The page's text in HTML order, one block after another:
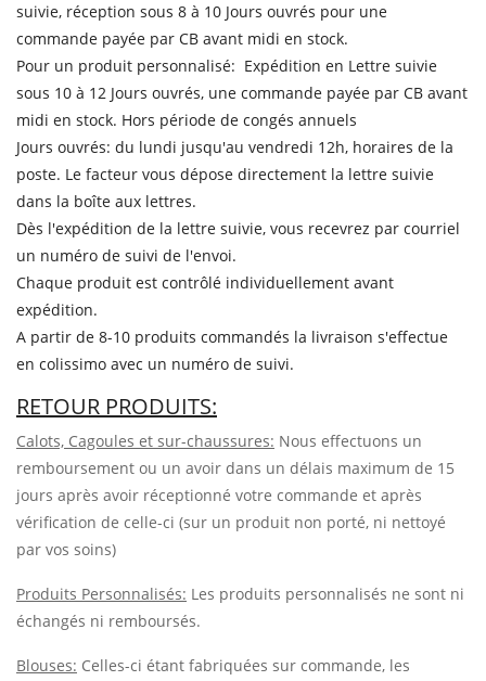
suivie, réception sous 8 à 10 Jours ouvrés pour une
commande payée par CB avant midi en stock.
Pour un produit personnalisé: Expédition en Lettre suivie
sous 10 à 12 Jours ouvrés, une commande payée par CB avant
midi en stock. Hors période de congés annuels
Jours ouvrés: du lundi jusqu'au vendredi 12h, horaires de la
poste. Le facteur vous dépose directement la lettre suivie
dans la boîte aux lettres.
Dès l'expédition de la lettre suivie, vous recevrez par courriel
un numéro de suivi de l'envoi.
Chaque produit est contrôlé individuellement avant
expédition.
A partir de 8-10 produits commandés la livraison s'effectue
en colissimo avec un numéro de suivi.
RETOUR PRODUITS:
Calots, Cagoules et sur-chaussures: Nous effectuons un
remboursement ou un avoir dans un délais maximum de 15
jours après avoir réceptionné votre commande et après
vérification de celle-ci (sur un produit non porté, ni nettoyé
par vos soins)
Produits Personnalisés: Les produits personnalisés ne sont ni
échangés ni remboursés.
Blouses: Celles-ci étant fabriquées sur commande, les